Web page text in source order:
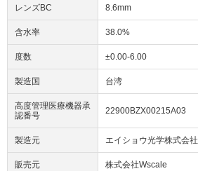
レンズBC 8.6mm
含水率 38.0%
度数 ±0.00-6.00
製造国 台湾
高度管理医療機器承
認番号
22900BZX00215A03
製造元 エイショウ光学株式会社
販売元 株式会社Wscale